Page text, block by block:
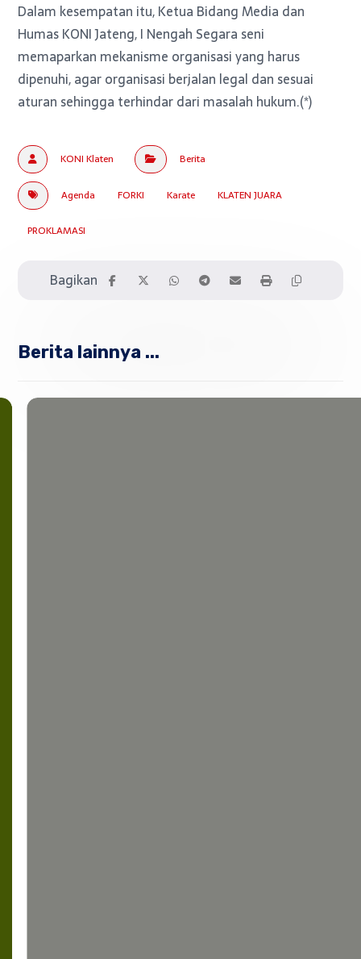
Dalam kesempatan itu, Ketua Bidang Media dan
Humas KONI Jateng, I Nengah Segara seni
memaparkan mekanisme organisasi yang harus
dipenuhi, agar organisasi berjalan legal dan sesuai
aturan sehingga terhindar dari masalah hukum.(*)
KONI Klaten Berita
Agenda FORKI Karate KLATEN JUARA
PROKLAMASI
Berita lainnya ...